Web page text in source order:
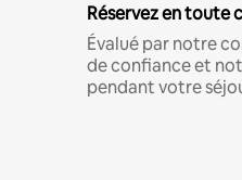
Réservez en toute
Évalué par notre
de confiance et
pendant votre